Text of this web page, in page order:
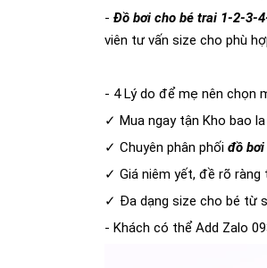
- Đồ bơi cho bé trai 1-2-3-
viên tư vấn size cho phù
- 4 Lý do để mẹ nên chọn
✓ Mua ngay tận Kho bao
✓ Chuyên phân phối đồ
✓ Giá niêm yết, đề rõ ràng
✓ Đa dạng size cho bé từ
- Khách có thể Add Zalo